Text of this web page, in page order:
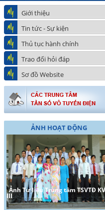
Giới thiệu
Tin tức - Sự kiện
Thủ tục hành chính
Trao đổi hỏi đáp
Sơ đồ Website
ẢNH HOẠT ĐỘNG
Giải thưởng công nghệ thông tin